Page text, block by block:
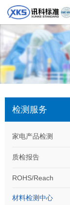
检测服务
家电产品检测
质检报告
ROHS/Reach
材料检测中心